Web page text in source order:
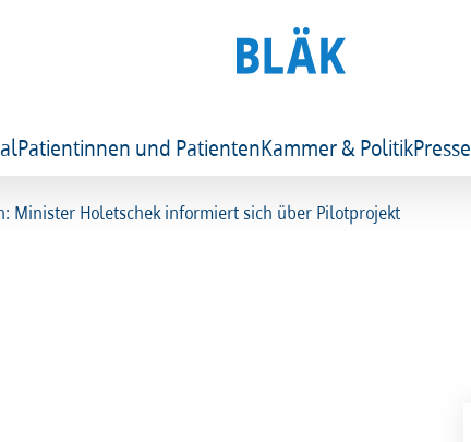
Patientinnen und PatientenKammer & PolitikPresse
Minister Holetschek informiert sich über Pilotprojekt